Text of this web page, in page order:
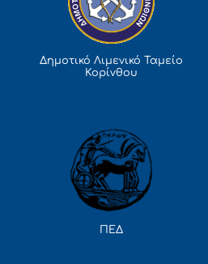
Δημοτικό Λιμενικό Ταμείο
Κορίνθου
ΠΕΔ